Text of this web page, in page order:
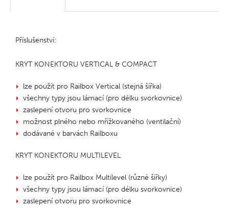
Příslušenství:
KRYT KONEKTORU VERTICAL & COMPACT
lze použít pro Railbox Vertical (stejná šířka)
všechny typy jsou lámací (pro délku svorkovnice)
zaslepení otvoru pro svorkovnice
možnost plného nebo mřížkovaného (ventilační)
dodávané v barvách Railboxu
KRYT KONEKTORU MULTILEVEL
lze použít pro Railbox Multilevel (různé šířky)
všechny typy jsou lámací (pro délku svorkovnice)
zaslepení otvoru pro svorkovnice